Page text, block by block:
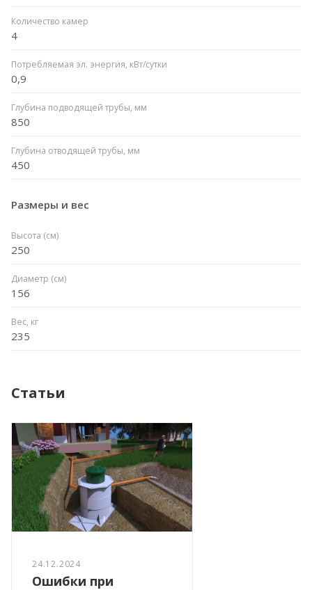
Количество камер
4
Потребляемая эл. энергия, кВт/сутки
0,9
Глубина подводящей трубы, мм
850
Глубина отводящей трубы, мм
450
Размеры и вес
Высота (см)
250
Диаметр (см)
156
Вес, кг
235
Статьи
24.12.2024
Ошибки при